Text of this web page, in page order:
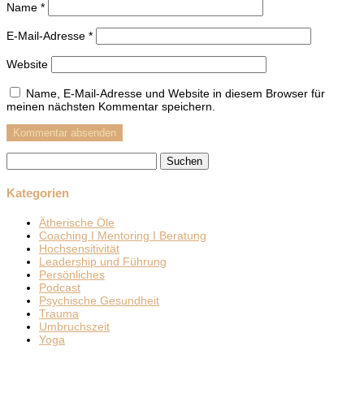
Name *
E-Mail-Adresse *
Website
Name, E-Mail-Adresse und Website in diesem Browser für
meinen nächsten Kommentar speichern.
nach:
Kategorien
Ätherische Öle
Coaching I Mentoring I Beratung
Hochsensitivität
Leadership und Führung
Persönliches
Podcast
Psychische Gesundheit
Trauma
Umbruchszeit
Yoga